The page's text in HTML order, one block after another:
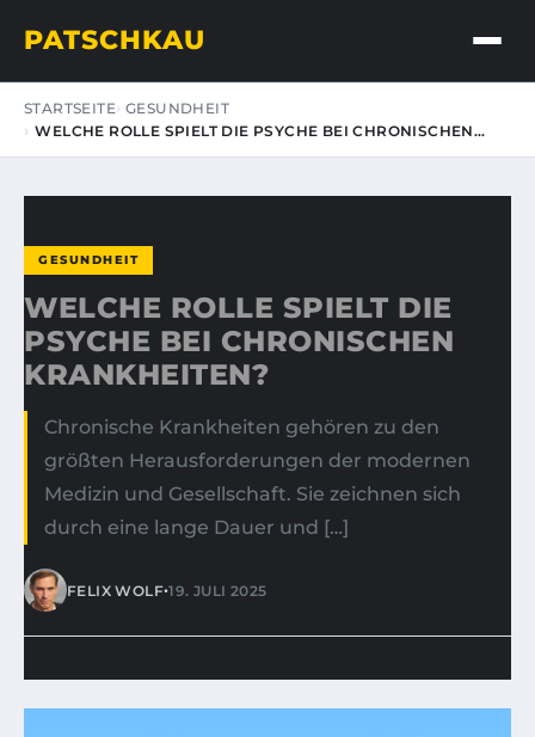
PATSCHKAU
STARTSEITE GESUNDHEIT
WELCHE ROLLE SPIELT DIE PSYCHE BEI CHRONISCHEN…
GESUNDHEIT
WELCHE ROLLE SPIELT DIE
PSYCHE BEI CHRONISCHEN
KRANKHEITEN?
Chronische Krankheiten gehören zu den
größten Herausforderungen der modernen
Medizin und Gesellschaft. Sie zeichnen sich
durch eine lange Dauer und […]
FELIX WOLF•19. JULI 2025